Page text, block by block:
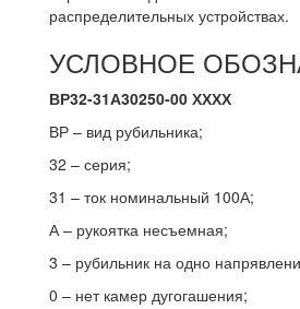
распределительных устройствах.
УСЛОВНОЕ
ВР32-31А30250-00 ХХХХ
ВР – вид рубильника;
32 – серия;
31 – ток номинальный 100А;
А – рукоятка несъемная;
3 – рубильник на одно
0 – нет камер дугогашения;